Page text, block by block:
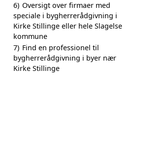
6) Oversigt over firmaer med
speciale i bygherrerådgivning i
Kirke Stillinge eller hele Slagelse
kommune
7) Find en professionel til
bygherrerådgivning i byer nær
Kirke Stillinge